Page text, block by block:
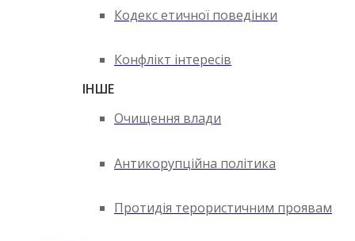
Кодекс етичної поведінки
Конфлікт інтересів
ІНШЕ
Очищення влади
Антикорупційна політика
Протидія терористичним проявам